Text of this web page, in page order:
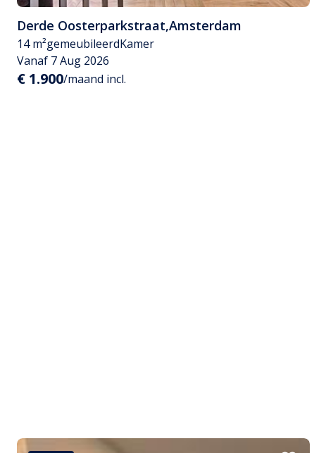
Derde Oosterparkstraat,Amsterdam
14 m²gemeubileerdKamer
Vanaf 7 Aug 2026
€ 1.900/maand incl.